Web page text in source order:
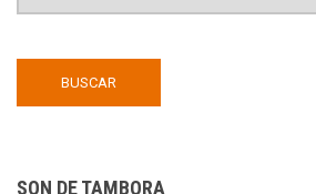
SON DE TAMBORA